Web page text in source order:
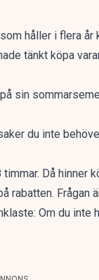
håller i flera
tänkt köpa
sin
du inte
Då hinner
rabatten. Frågan
Om du inte